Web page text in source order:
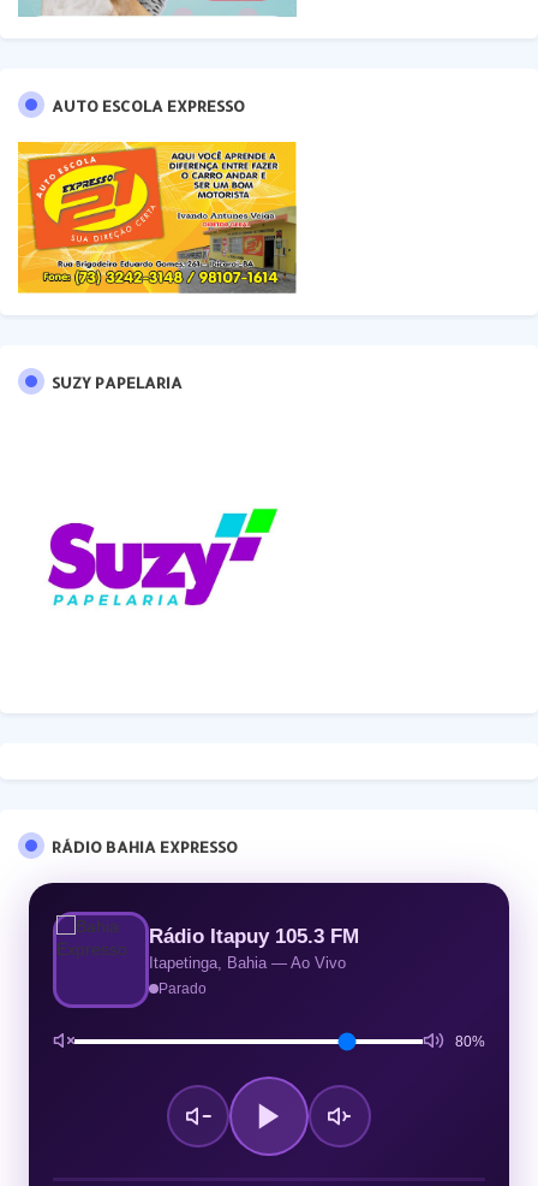
AUTO ESCOLA EXPRESSO
SUZY PAPELARIA
RÁDIO BAHIA EXPRESSO
Rádio Itapuy 105.3 FM
Itapetinga, Bahia — Ao Vivo
Parado
80%